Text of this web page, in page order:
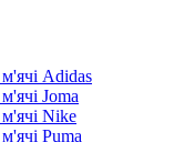
Adidas
Joma
Nike
Puma